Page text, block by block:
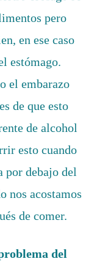
pero
en ese caso
estómago.
el embarazo
de que esto
de alcohol
esto cuando
por debajo del
nos acostamos
de comer.
del